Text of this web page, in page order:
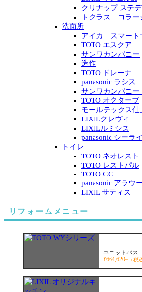
クリナップ ステ
トクラス コラー
洗面所
アイカ スマート
TOTO エスクア
サンワカンパニー
造作
TOTO ドレーナ
panasonic ラシス
サンワカンパニー
TOTO オクターブ
モールテックス仕
LIXILクレヴィ
LIXILルミシス
panasonic シーラ
トイレ
TOTO ネオレスト
TOTO レストパル
TOTO GG
panasonic アラウ
LIXIL サティス
リフォームメニュー
ユニットバス
¥664,620~ （税